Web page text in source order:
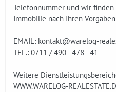
Telefonnummer und wir
Immobilie nach Ihren
EMAIL: kontakt@warelog-
TEL.: 0711 / 490 - 478 - 41
Weitere
WWW.WARELOG-